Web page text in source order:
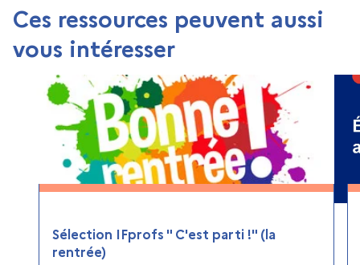
Ces ressources peuvent aussi
vous intéresser
Sélection IFprofs " C'est parti !" (la
rentrée)